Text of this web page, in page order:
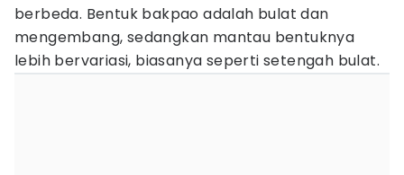
berbeda. Bentuk bakpao adalah bulat dan
mengembang, sedangkan mantau bentuknya
lebih bervariasi, biasanya seperti setengah bulat.